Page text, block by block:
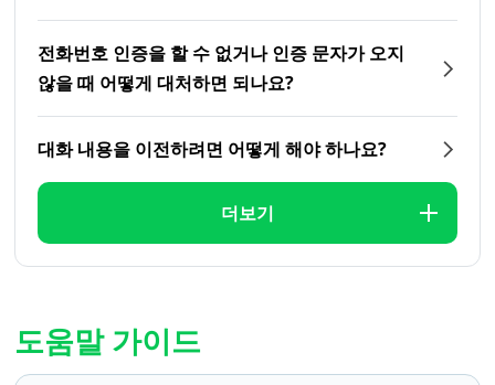
전화번호 인증을 할 수 없거나 인증 문자가 오지
않을 때 어떻게 대처하면 되나요?
대화 내용을 이전하려면 어떻게 해야 하나요?
더보기
도움말 가이드